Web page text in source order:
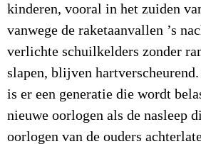
kinderen, vooral in het zuiden
vanwege de raketaanvallen ’s
verlichte schuilkelders zonder
slapen, blijven
is er een generatie die wordt
nieuwe oorlogen als de nasleep
oorlogen van de ouders